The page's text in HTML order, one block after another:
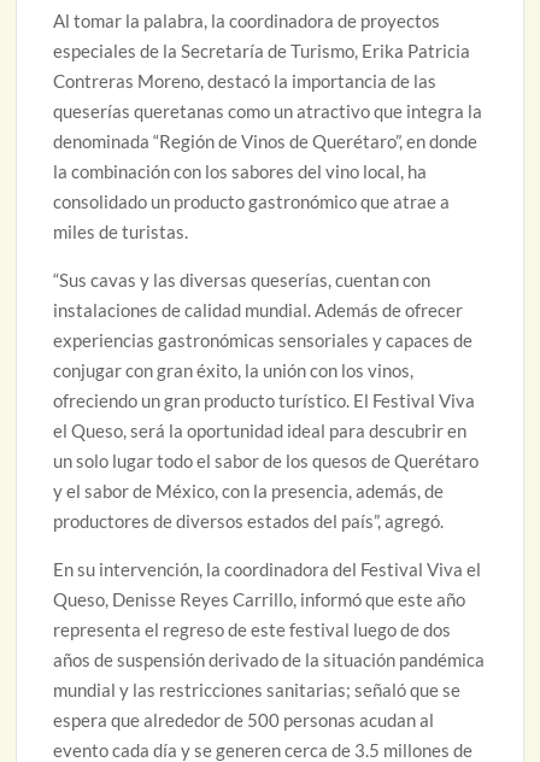
Al tomar la palabra, la coordinadora de proyectos
especiales de la Secretaría de Turismo, Erika Patricia
Contreras Moreno, destacó la importancia de las
queserías queretanas como un atractivo que integra la
denominada “Región de Vinos de Querétaro”, en donde
la combinación con los sabores del vino local, ha
consolidado un producto gastronómico que atrae a
miles de turistas.
“Sus cavas y las diversas queserías, cuentan con
instalaciones de calidad mundial. Además de ofrecer
experiencias gastronómicas sensoriales y capaces de
conjugar con gran éxito, la unión con los vinos,
ofreciendo un gran producto turístico. El Festival Viva
el Queso, será la oportunidad ideal para descubrir en
un solo lugar todo el sabor de los quesos de Querétaro
y el sabor de México, con la presencia, además, de
productores de diversos estados del país”, agregó.
En su intervención, la coordinadora del Festival Viva el
Queso, Denisse Reyes Carrillo, informó que este año
representa el regreso de este festival luego de dos
años de suspensión derivado de la situación pandémica
mundial y las restricciones sanitarias; señaló que se
espera que alrededor de 500 personas acudan al
evento cada día y se generen cerca de 3.5 millones de